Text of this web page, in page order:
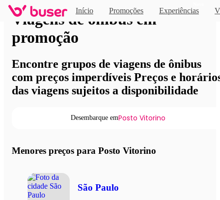
Início Promoções Experiências
Viagens de ônibus em
promoção
Encontre grupos de viagens de ônibus
com preços imperdíveis Preços e
das viagens sujeitos a disponibilidade
Desembarque emPosto Vitorino
Menores preços para Posto Vitorino
São Paulo